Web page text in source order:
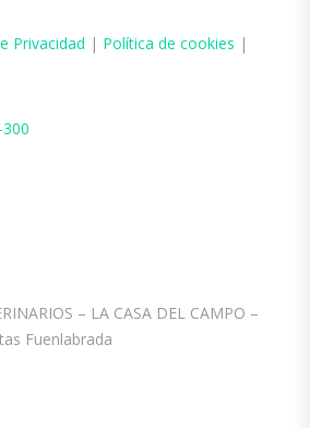
Privacidad | Política de cookies |
– LA CASA DEL CAMPO –
Fuenlabrada